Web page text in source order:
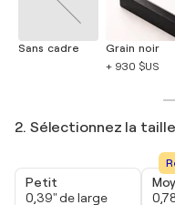
Sans cadre
Grain noir
+ 930 $US
2. Sélectionnez la taille
Petit
0,39" de large